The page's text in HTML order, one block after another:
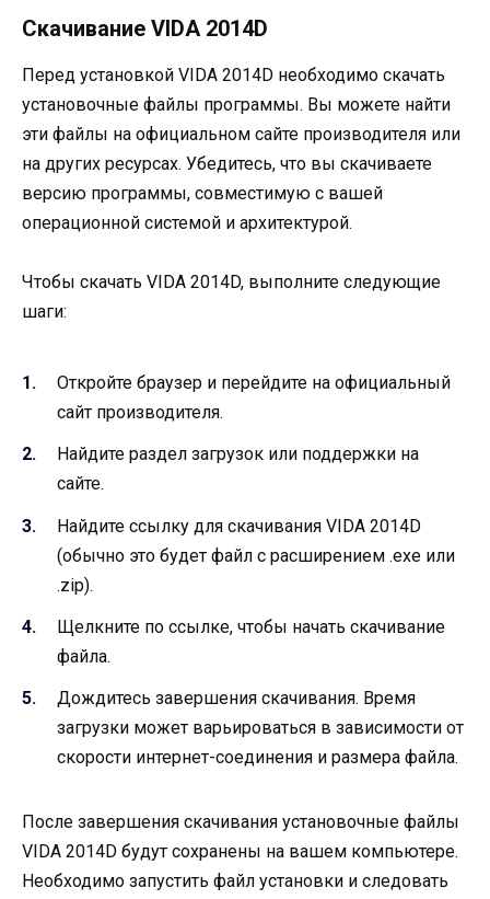
Скачивание VIDA 2014D
Перед установкой VIDA 2014D необходимо скачать
установочные файлы программы. Вы можете найти
эти файлы на официальном сайте производителя или
на других ресурсах. Убедитесь, что вы скачиваете
версию программы, совместимую с вашей
операционной системой и архитектурой.
Чтобы скачать VIDA 2014D, выполните следующие
шаги:
Откройте браузер и перейдите на официальный
сайт производителя.
Найдите раздел загрузок или поддержки на
сайте.
Найдите ссылку для скачивания VIDA 2014D
(обычно это будет файл с расширением .exe или
.zip).
Щелкните по ссылке, чтобы начать скачивание
файла.
Дождитесь завершения скачивания. Время
загрузки может варьироваться в зависимости от
скорости интернет-соединения и размера файла.
После завершения скачивания установочные файлы
VIDA 2014D будут сохранены на вашем компьютере.
Необходимо запустить файл установки и следовать